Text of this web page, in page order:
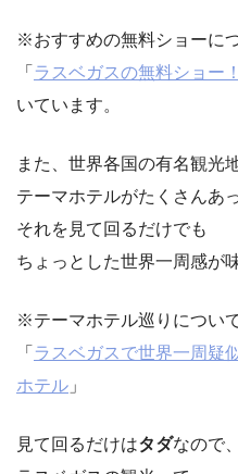
※おすすめの無料ショーに
「 ラスベガスの無料ショー
いています。
また、世界各国の有名観光
テーマホテルがたくさんあっ
それを見て回るだけでも
ちょっとした世界一周感が
※テーマホテル巡りについて
「 ラスベガスで世界一周疑
ホテル 」
見て回るだけはタダなので、